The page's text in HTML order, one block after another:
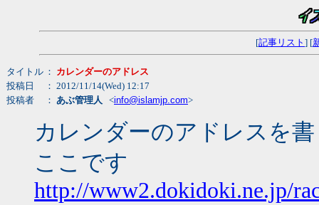
[記事リスト ] [
タイトル ： カレンダーのアドレス
投稿日
： 2012/11/14(Wed) 12:17
投稿者
： あぶ管理人 <info@islamjp.com>
カレンダーのアドレスを
ここです
http://www2.dokidoki.ne.jp/